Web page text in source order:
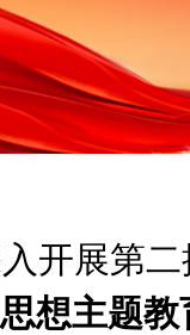
开展第
想主题教